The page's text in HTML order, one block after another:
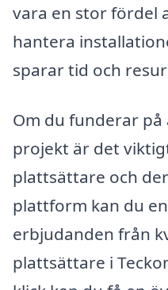
vara en stor fördel
hantera
sparar tid och
Om du funderar
projekt är det
plattsättare och
plattform kan du
erbjudanden från
plattsättare i